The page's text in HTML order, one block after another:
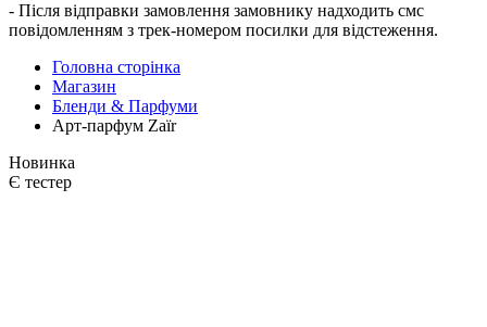
- Після відправки замовлення замовнику надходить смс
повідомленням з трек-номером посилки для відстеження.
Головна сторінка
Магазин
Бленди & Парфуми
Арт-парфум Zaїr
Новинка
Є тестер